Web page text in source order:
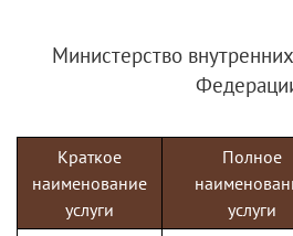
Министерство
Краткое
наименование
услуги
Полное
услуги